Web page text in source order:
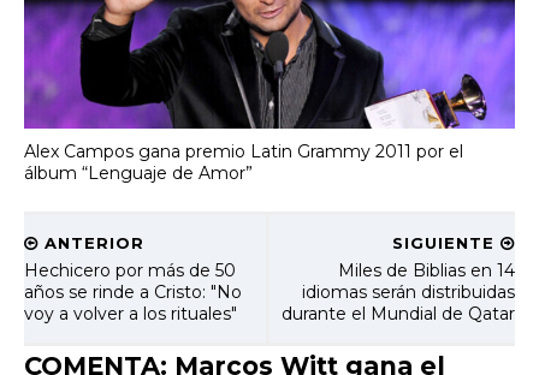
Alex Campos gana premio Latin Grammy 2011 por el
álbum “Lenguaje de Amor”
SIGUIENTE
Miles de Biblias en 14
idiomas serán distribuidas
durante el Mundial de Qatar
ANTERIOR
Hechicero por más de 50
años se rinde a Cristo: "No
voy a volver a los rituales"
COMENTA: Marcos Witt gana el